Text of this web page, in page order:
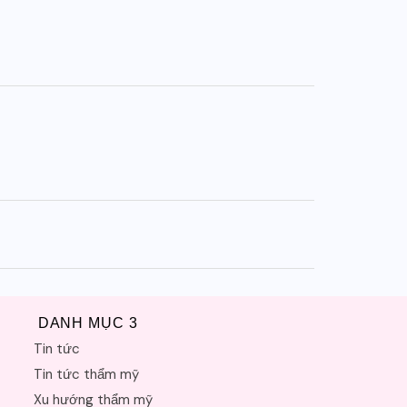
DANH MỤC 3
Tin tức
Tin tức thẩm mỹ
Xu hướng thẩm mỹ